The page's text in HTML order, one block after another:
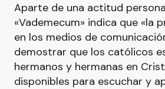
Aparte de una actitud
«Vademecum» indica que «la
en los medios de
demostrar que los católicos
hermanos y hermanas en
disponibles para escuchar y